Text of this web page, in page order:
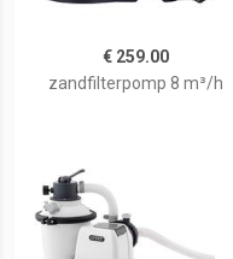
€ 259.00
zandfilterpomp 8 m³/h